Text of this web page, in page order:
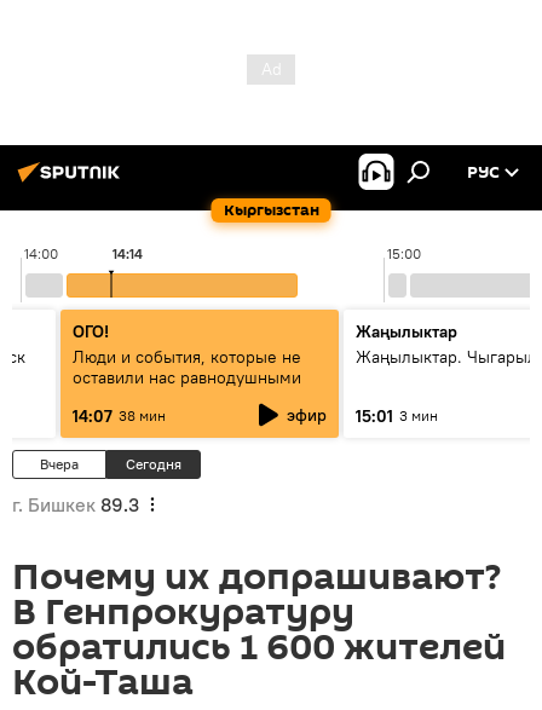
Кыргызстан
РУС
14:00 15:00
14:14
ОГО!
Люди и события, которые не
оставили нас равнодушными
14:07 38 мин эфир
Жаңылыктар
Жаңылыктар.
15:01 3 мин
Вчера Сегодня
г. Бишкек 89.3
Почему их допрашивают?
В Генпрокуратуру
обратились 1 600 жителей
Кой-Таша